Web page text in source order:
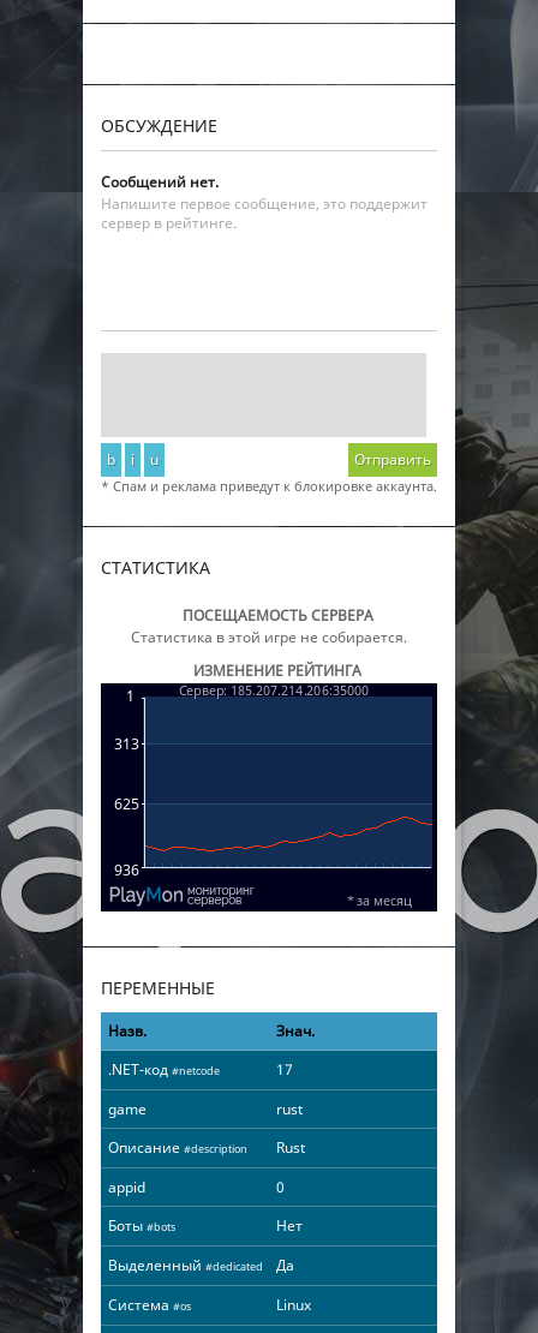
ОБСУЖДЕНИЕ
Сообщений нет.
Напишите первое сообщение, это поддержит
сервер в рейтинге.
b i u Отправить
* Спам и реклама приведут к блокировке аккаунта.
СТАТИСТИКА
ПОСЕЩАЕМОСТЬ СЕРВЕРА
Статистика в этой игре не собирается.
ИЗМЕНЕНИЕ РЕЙТИНГА
ПЕРЕМЕННЫЕ
Назв.
Знач.
.NET-код #netcode
17
game
rust
Описание #description
Rust
appid
0
Боты #bots
Нет
Выделенный #dedicated
Да
Система #os
Linux